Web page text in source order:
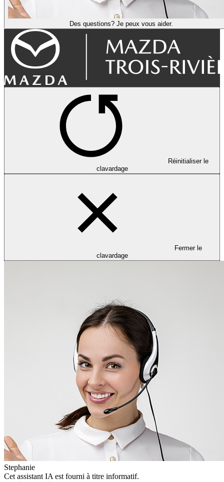
Des questions? Je peux vous aider.
Réinitialiser le
clavardage
Fermer le
clavardage
Stephanie
Cet assistant IA est fourni à titre informatif.